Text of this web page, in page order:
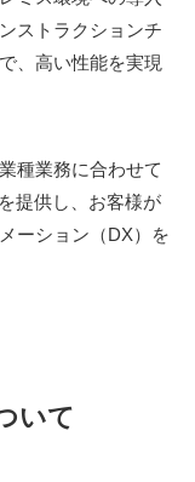
ストラクションチ
、高い性能を実現
種業務に合わせて
提供し、お客様が
ーション（DX）を
いて